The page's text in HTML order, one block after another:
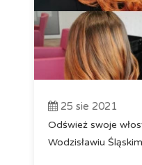
25 sie 2021
Odśwież swoje
Wodzisławiu